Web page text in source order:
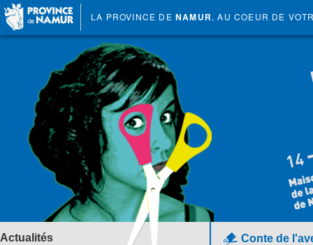
LA PROVINCE DE NAMUR, AU COEUR DE
Actualités
Conte de